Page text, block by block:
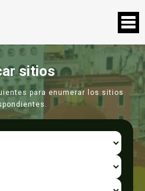
sitios
para enumerar los sitios